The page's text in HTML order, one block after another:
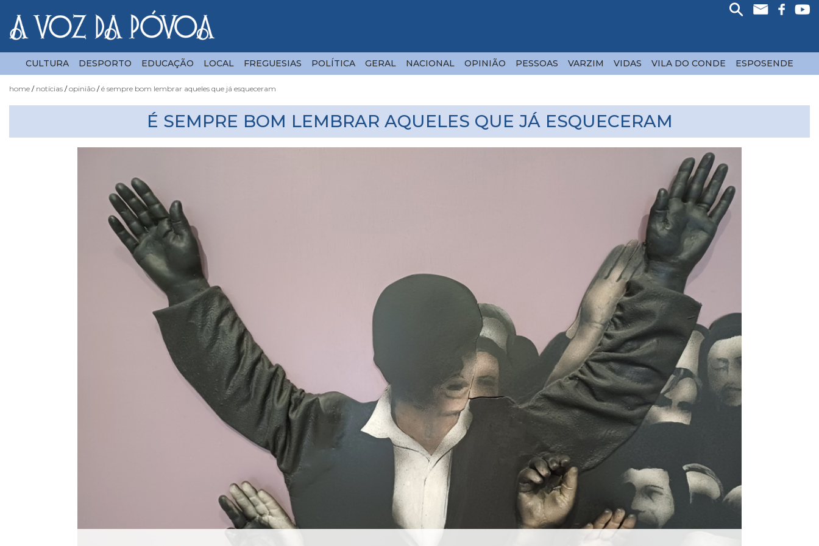
CULTURA DESPORTO EDUCAÇÃO LOCAL FREGUESIAS POLÍTICA GERAL NACIONAL OPINIÃO PESSOAS VARZIM VIDAS VILA DO CONDE ESPOSENDE
home notícias opinião é sempre bom lembrar aqueles que já esqueceram
É SEMPRE BOM LEMBRAR AQUELES QUE JÁ ESQUECERAM